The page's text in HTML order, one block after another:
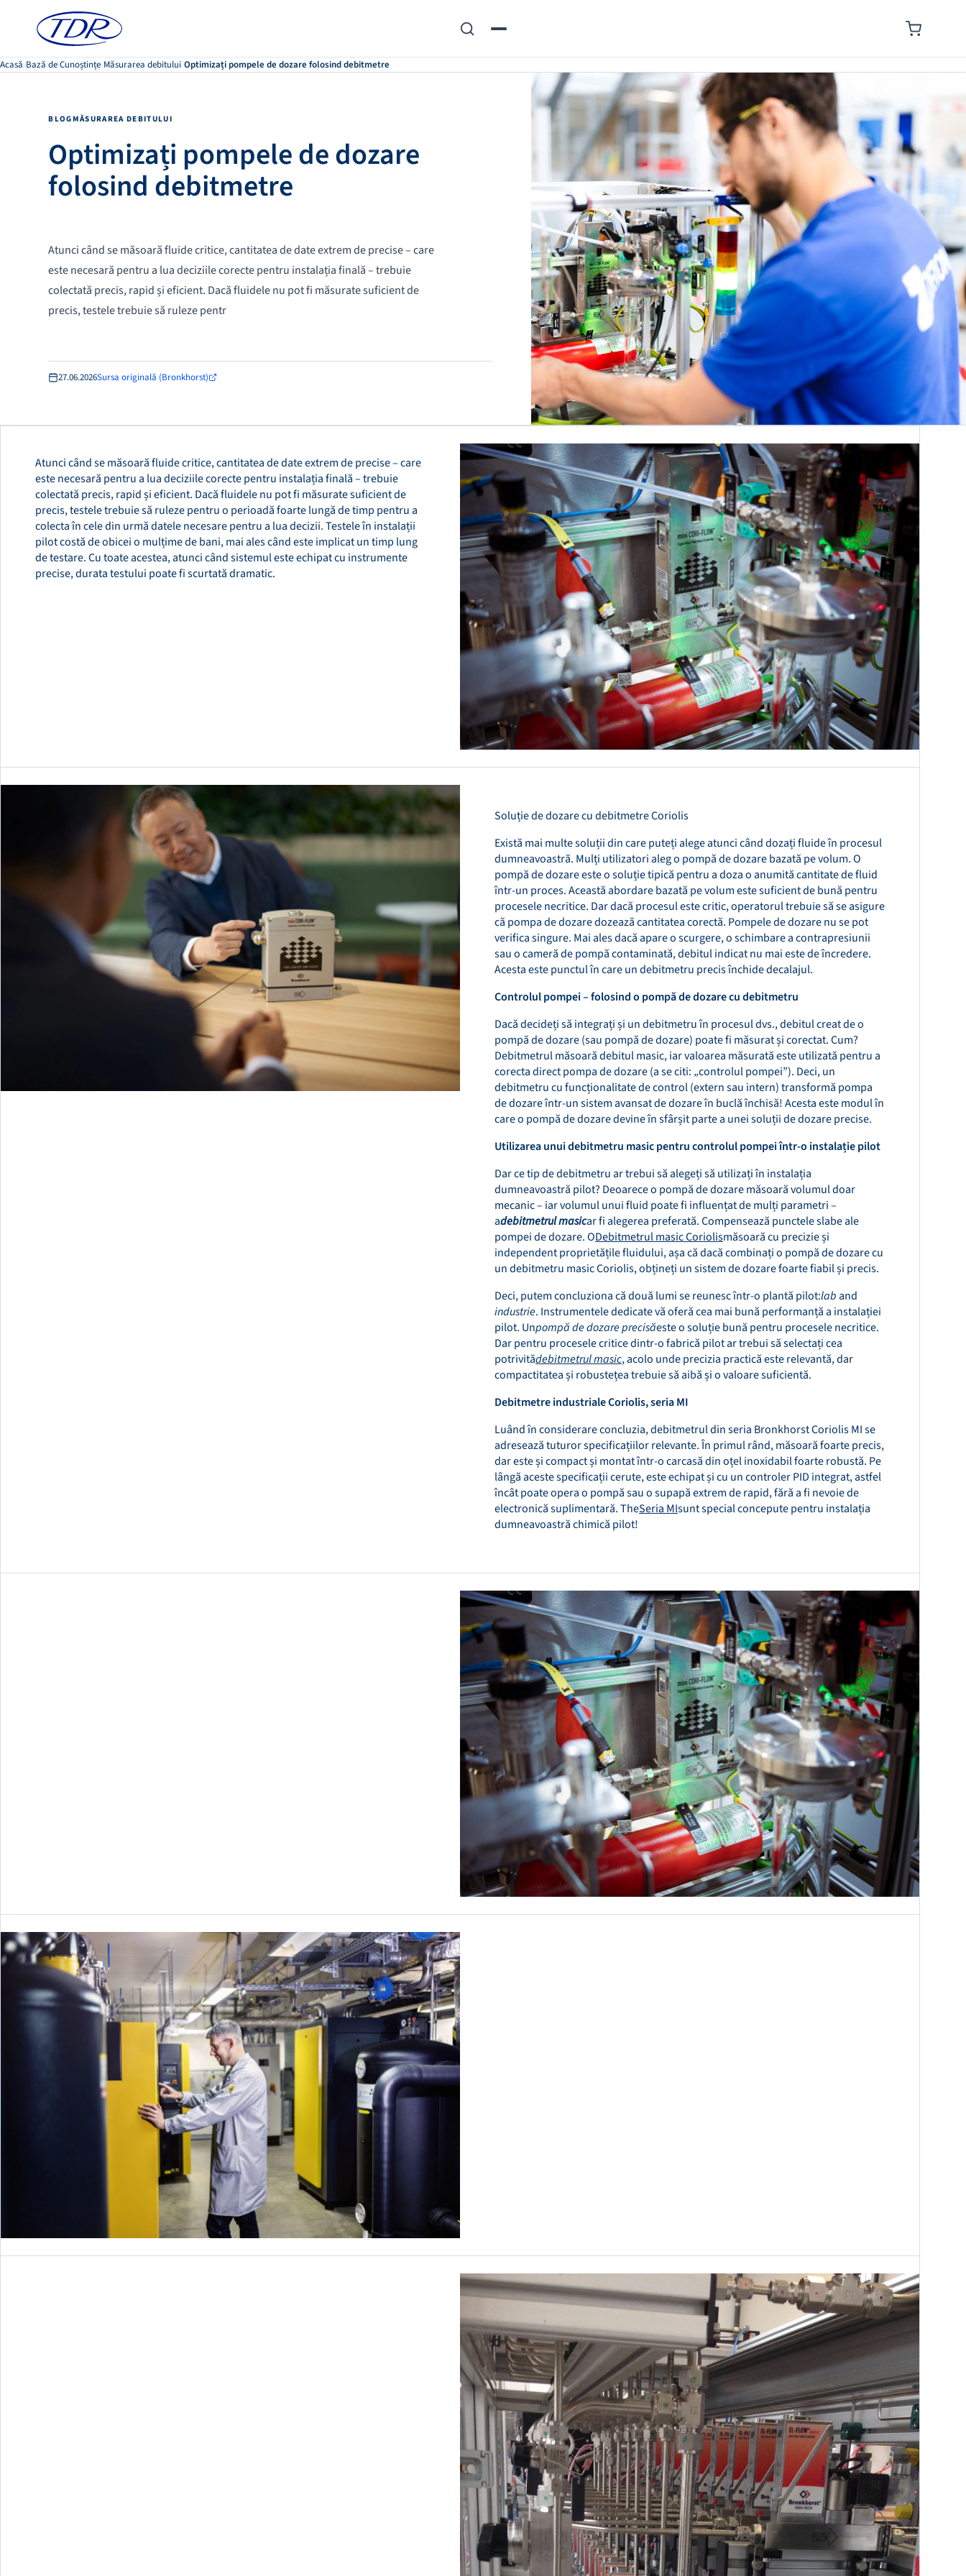
Acasă›Bază de Cunoștințe›Măsurarea debitului›Optimizați pompele de dozare folosind debitmetre
BLOGMĂSURAREA DEBITULUI
Optimizați pompele de dozare
folosind debitmetre
Atunci când se măsoară fluide critice, cantitatea de date extrem de precise – care
este necesară pentru a lua deciziile corecte pentru instalația finală – trebuie
colectată precis, rapid și eficient. Dacă fluidele nu pot fi măsurate suficient de
precis, testele trebuie să ruleze pentr
27.06.2026Sursa originală (Bronkhorst)
Atunci când se măsoară fluide critice, cantitatea de date extrem de precise – care
este necesară pentru a lua deciziile corecte pentru instalația finală – trebuie
colectată precis, rapid și eficient. Dacă fluidele nu pot fi măsurate suficient de
precis, testele trebuie să ruleze pentru o perioadă foarte lungă de timp pentru a
colecta în cele din urmă datele necesare pentru a lua decizii. Testele în instalații
pilot costă de obicei o mulțime de bani, mai ales când este implicat un timp lung
de testare. Cu toate acestea, atunci când sistemul este echipat cu instrumente
precise, durata testului poate fi scurtată dramatic.
Soluție de dozare cu debitmetre Coriolis
Există mai multe soluții din care puteți alege atunci când dozați fluide în procesul
dumneavoastră. Mulți utilizatori aleg o pompă de dozare bazată pe volum. O
pompă de dozare este o soluție tipică pentru a doza o anumită cantitate de fluid
într-un proces. Această abordare bazată pe volum este suficient de bună pentru
procesele necritice. Dar dacă procesul este critic, operatorul trebuie să se asigure
că pompa de dozare dozează cantitatea corectă. Pompele de dozare nu se pot
verifica singure. Mai ales dacă apare o scurgere, o schimbare a contrapresiunii
sau o cameră de pompă contaminată, debitul indicat nu mai este de încredere.
Acesta este punctul în care un debitmetru precis închide decalajul.
Controlul pompei – folosind o pompă de dozare cu debitmetru
Dacă decideți să integrați și un debitmetru în procesul dvs., debitul creat de o
pompă de dozare (sau pompă de dozare) poate fi măsurat și corectat. Cum?
Debitmetrul măsoară debitul masic, iar valoarea măsurată este utilizată pentru a
corecta direct pompa de dozare (a se citi: „controlul pompei”). Deci, un
debitmetru cu funcționalitate de control (extern sau intern) transformă pompa
de dozare într-un sistem avansat de dozare în buclă închisă! Acesta este modul în
care o pompă de dozare devine în sfârșit parte a unei soluții de dozare precise.
Utilizarea unui debitmetru masic pentru controlul pompei într-o instalație pilot
Dar ce tip de debitmetru ar trebui să alegeți să utilizați în instalația
dumneavoastră pilot? Deoarece o pompă de dozare măsoară volumul doar
mecanic – iar volumul unui fluid poate fi influențat de mulți parametri –
adebitmetrul masicar fi alegerea preferată. Compensează punctele slabe ale
pompei de dozare. ODebitmetrul masic Coriolismăsoară cu precizie și
independent proprietățile fluidului, așa că dacă combinați o pompă de dozare cu
un debitmetru masic Coriolis, obțineți un sistem de dozare foarte fiabil și precis.
Deci, putem concluziona că două lumi se reunesc într-o plantă pilot:laband
industrie. Instrumentele dedicate vă oferă cea mai bună performanță a instalației
pilot. Unpompă de dozare precisăeste o soluție bună pentru procesele necritice.
Dar pentru procesele critice dintr-o fabrică pilot ar trebui să selectați cea
potrivitădebitmetrul masic, acolo unde precizia practică este relevantă, dar
compactitatea și robustețea trebuie să aibă și o valoare suficientă.
Debitmetre industriale Coriolis, seria MI
Luând în considerare concluzia, debitmetrul din seria Bronkhorst Coriolis MI se
adresează tuturor specificațiilor relevante. În primul rând, măsoară foarte precis,
dar este și compact și montat într-o carcasă din oțel inoxidabil foarte robustă. Pe
lângă aceste specificații cerute, este echipat și cu un controler PID integrat, astfel
încât poate opera o pompă sau o supapă extrem de rapid, fără a fi nevoie de
electronică suplimentară. TheSeria MIsunt special concepute pentru instalația
dumneavoastră chimică pilot!